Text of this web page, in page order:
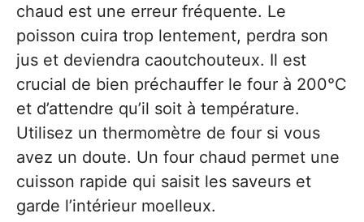
chaud est une erreur fréquente. Le
poisson cuira trop lentement, perdra son
jus et deviendra caoutchouteux. Il est
crucial de bien préchauffer le four à 200°C
et d’attendre qu’il soit à température.
Utilisez un thermomètre de four si vous
avez un doute. Un four chaud permet une
cuisson rapide qui saisit les saveurs et
garde l’intérieur moelleux.